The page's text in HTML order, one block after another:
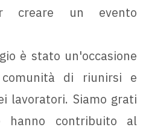
creare un evento
è stato un'occasione
di riunirsi e
lavoratori. Siamo grati
contribuito al